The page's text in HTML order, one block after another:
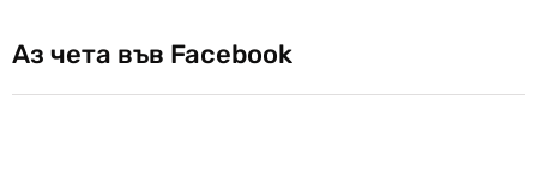
Аз чета във Facebook